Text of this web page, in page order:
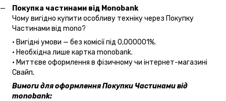
Покупка частинами від Monobank
Чому вигідно купити особливу техніку через Покупку
Частинами від mono?
• Вигідні умови — без комісії під 0,000001%.
• Необхідна лише картка monobank.
• Миттєве оформлення в фізичному чи інтернет-магазині
Cвайп.
Вимоги для оформлення Покупки Частинами від
monobank: